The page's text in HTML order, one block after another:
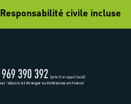
Responsabilité civile incluse